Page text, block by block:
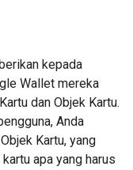
kepada
Wallet mereka
dan Objek Kartu.
Anda
Kartu, yang
apa yang harus